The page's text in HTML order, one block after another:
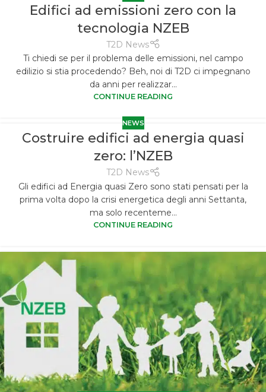
Edifici ad emissioni zero con la
tecnologia NZEB
T2D News
Ti chiedi se per il problema delle emissioni, nel campo
edilizio si stia procedendo? Beh, noi di T2D ci impegnano
da anni per realizzar...
CONTINUE READING
NEWS
Costruire edifici ad energia quasi
zero: l’NZEB
T2D News
Gli edifici ad Energia quasi Zero sono stati pensati per la
prima volta dopo la crisi energetica degli anni Settanta,
ma solo recenteme...
CONTINUE READING